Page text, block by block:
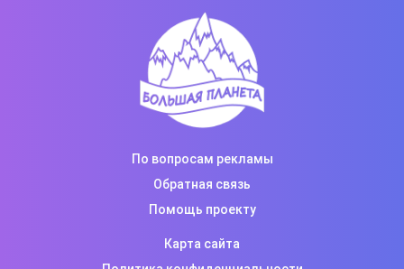
Карта сайта
По вопросам рекламы
Обратная связь
Помощь проекту